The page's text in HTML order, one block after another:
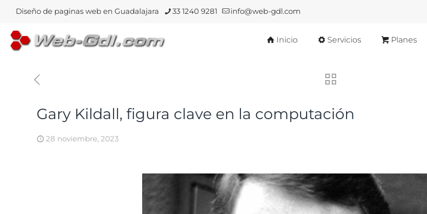
Diseño de paginas web en Guadalajara 33 1240 9281 info@web-gdl.com
Inicio Servicios Planes
Gary Kildall, figura clave en la computación
28 noviembre, 2023